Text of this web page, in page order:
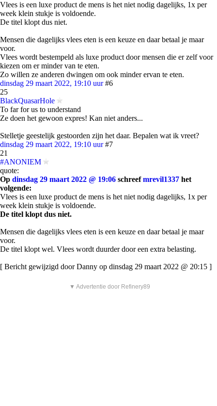
Vlees is een luxe product de mens is het niet nodig dagelijks, 1x per
week klein stukje is voldoende.
De titel klopt dus niet.
Mensen die dagelijks vlees eten is een keuze en daar betaal je maar
voor.
Vlees wordt bestempeld als luxe product door mensen die er zelf voor
kiezen om er minder van te eten.
Zo willen ze anderen dwingen om ook minder ervan te eten.
dinsdag 29 maart 2022, 19:10 uur #6
25
BlackQuasarHole
To far for us to understand
Ze doen het gewoon expres! Kan niet anders...
Stelletje geestelijk gestoorden zijn het daar. Bepalen wat ik vreet?
dinsdag 29 maart 2022, 19:10 uur #7
21
#ANONIEM
quote:
Op dinsdag 29 maart 2022 @ 19:06 schreefmrevil1337 het
volgende:
Vlees is een luxe product de mens is het niet nodig dagelijks, 1x per
week klein stukje is voldoende.
De titel klopt dus niet.
Mensen die dagelijks vlees eten is een keuze en daar betaal je maar
voor.
De titel klopt wel. Vlees wordt duurder door een extra belasting.
[ Bericht gewijzigd door Danny op dinsdag 29 maart 2022 @ 20:15 ]
▼ Advertentie door Refinery89